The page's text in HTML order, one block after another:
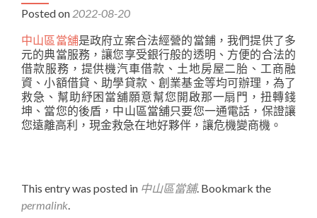
Posted on 2022-08-20
中山區當舖是政府立案合法經營的當鋪，我們提供了多
元的典當服務，讓您享受銀行般的透明、方便的合法的
借款服務，提供機汽車借款、土地房屋二胎、工商融
資、小額借貸、助學貸款、創業基金等均可辦理，為了
救急、幫助紓困當舖願意幫您開啟那一扇門，扭轉錢
坤、當您的後盾，中山區當舖只要您一通電話，保證讓
您遠離高利，現金救急在地好夥伴，讓危機變商機。
This entry was posted in 中山區當舖. Bookmark the
permalink.